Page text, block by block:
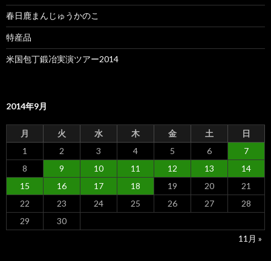
春日鹿まんじゅうかのこ
特産品
米国包丁鍛冶実演ツアー2014
2014年9月
月 火 水 木 金 土
日
1
2 3 4 5 6
7
8
9 10 11 12 13
14
15
16 17 18 19 20
21
22
23 24 25 26 27
28
29
30
11月 »